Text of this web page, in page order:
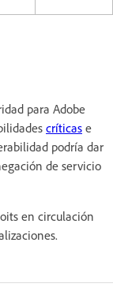
para Adobe
críticas e
podría dar
de servicio
en circulación